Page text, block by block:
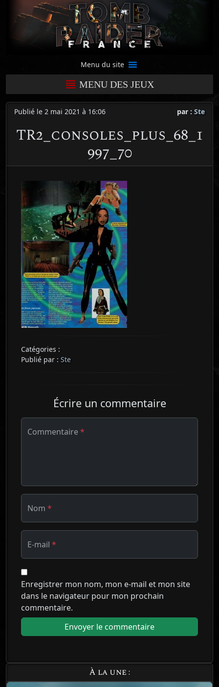
Menu du site
MENU DES JEUX
Publié le 2 mai 2021 à 16:06 par : Ste
TR2_consoles_plus_68_1
997_70
Catégories :
Publié par : Ste
Écrire un commentaire
Commentaire*
Nom *
E-mail *
Enregistrer mon nom, mon e-mail et mon site
dans le navigateur pour mon prochain
commentaire.
À la une :